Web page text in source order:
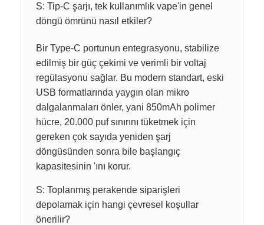
S: Tip-C şarjı, tek kullanımlık vape'in genel
döngü ömrünü nasıl etkiler?
Bir Type-C portunun entegrasyonu, stabilize
edilmiş bir güç çekimi ve verimli bir voltaj
regülasyonu sağlar. Bu modern standart, eski
USB formatlarında yaygın olan mikro
dalgalanmaları önler, yani 850mAh polimer
hücre, 20.000 puf sınırını tüketmek için
gereken çok sayıda yeniden şarj
döngüsünden sonra bile başlangıç
kapasitesinin 'ını korur.
S: Toplanmış perakende siparişleri
depolamak için hangi çevresel koşullar
önerilir?